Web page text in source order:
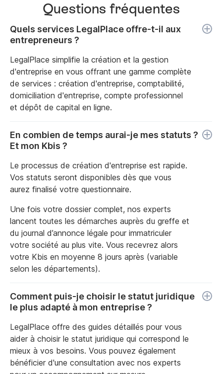
Questions fréquentes
Quels services LegalPlace offre-t-il aux
entrepreneurs ?
LegalPlace simplifie la création et la gestion
d'entreprise en vous offrant une gamme complète
de services : création d'entreprise, comptabilité,
domiciliation d'entreprise, compte professionnel
et dépôt de capital en ligne.
En combien de temps aurai-je mes statuts ?
Et mon Kbis ?
Le processus de création d'entreprise est rapide.
Vos statuts seront disponibles dès que vous
aurez finalisé votre questionnaire.
Une fois votre dossier complet, nos experts
lancent toutes les démarches auprès du greffe et
du journal d’annonce légale pour immatriculer
votre société au plus vite. Vous recevrez alors
votre Kbis en moyenne 8 jours après (variable
selon les départements).
Comment puis-je choisir le statut juridique
le plus adapté à mon entreprise ?
LegalPlace offre des guides détaillés pour vous
aider à choisir le statut juridique qui correspond le
mieux à vos besoins. Vous pouvez également
bénéficier d'une consultation avec nos experts